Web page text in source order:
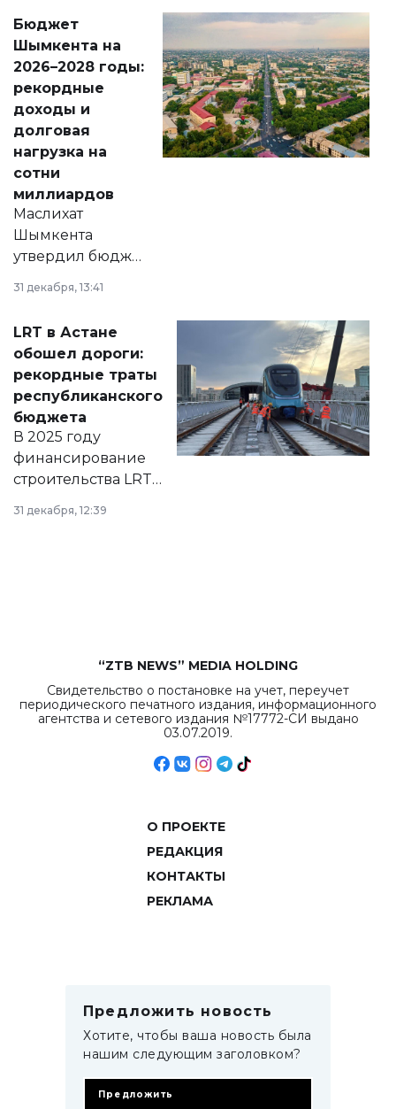
народу
Венесуэлы.
Бюджет
Шымкента на
2026–2028 годы:
рекордные
доходы и
долговая
нагрузка на
сотни
миллиардов
Маслихат
Шымкента
утвердил бюджет
города на 2026–
2028 годы.
документ
появился в базе
нормативных
правовых актов и
на сайте маслихат
города.
31 декабря, 13:41
LRT в Астане
обошел дороги:
рекордные траты
республиканского
бюджета
В 2025 году
финансирование
строительства LRT
в Астане из
республиканского
31 декабря, 12:39
“ZTB NEWS” MEDIA HOLDING
Свидетельство о постановке на учет, переучет
периодического печатного издания, информационного
агентства и сетевого издания №17772-СИ выдано
03.07.2019.
О ПРОЕКТЕ
РЕДАКЦИЯ
КОНТАКТЫ
РЕКЛАМА
Предложить новость
Хотите, чтобы ваша новость была
нашим следующим заголовком?
Предложить